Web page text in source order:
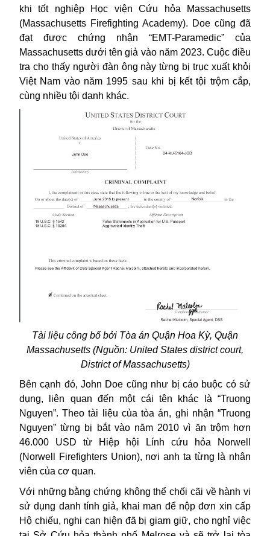
khi tốt nghiệp Học viện Cứu hỏa Massachusetts
(Massachusetts Firefighting Academy). Doe cũng đã
đạt được chứng nhận “EMT-Paramedic” của
Massachusetts dưới tên giả vào năm 2023. Cuộc điều
tra cho thấy người đàn ông này từng bị trục xuất khỏi
Việt Nam vào năm 1995 sau khi bị kết tội trộm cắp,
cùng nhiều tội danh khác.
Tài liệu công bố bởi Tòa án Quận Hoa Kỳ, Quận
Massachusetts (Nguồn: United States district court,
District of Massachusetts)
Bên cạnh đó, John Doe cũng như bị cáo buộc có sử
dụng, liên quan đến một cái tên khác là “Truong
Nguyen”. Theo tài liệu của tòa án, ghi nhận “Truong
Nguyen” từng bị bắt vào năm 2010 vì ăn trộm hơn
46.000 USD từ Hiệp hội Lính cứu hỏa Norwell
(Norwell Firefighters Union), nơi anh ta từng là nhân
viên của cơ quan.
Với những bằng chứng không thể chối cãi về hành vi
sử dụng danh tính giả, khai man để nộp đơn xin cấp
Hộ chiếu, nghi can hiện đã bị giam giữ, cho nghỉ việc